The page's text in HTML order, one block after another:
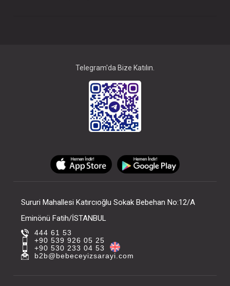
Telegram'da Bize Katılın.
Sururi Mahallesi Katırcıoğlu Sokak Bebehan No:12/A
Eminönü Fatih/İSTANBUL
444 61 53
+90 539 926 05 25
+90 530 233 04 53
b2b@bebeceyizsarayi.com